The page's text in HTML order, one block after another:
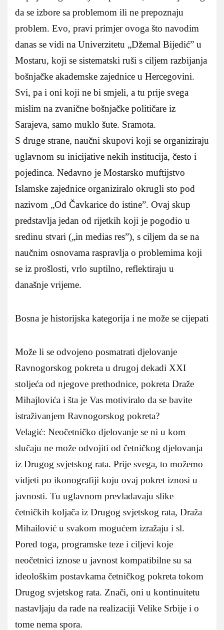
da se izbore sa problemom ili ne prepoznaju
problem. Evo, pravi primjer ovoga što navodim
danas se vidi na Univerzitetu „Džemal Bijedić” u
Mostaru, koji se sistematski ruši s ciljem razbijanja
bošnjačke akademske zajednice u Hercegovini.
Svi, pa i oni koji ne bi smjeli, a tu prije svega
mislim na zvanične bošnjačke političare iz
Sarajeva, samo muklo šute. Sramota.
S druge strane, naučni skupovi koji se organiziraju
uglavnom su inicijative nekih institucija, često i
pojedinca. Nedavno je Mostarsko muftijstvo
Islamske zajednice organiziralo okrugli sto pod
nazivom „Od Čavkarice do istine”. Ovaj skup
predstavlja jedan od rijetkih koji je pogodio u
sredinu stvari („in medias res”), s ciljem da se na
naučnim osnovama raspravlja o problemima koji
se iz prošlosti, vrlo suptilno, reflektiraju u
današnje vrijeme.
Bosna je historijska kategorija i ne može se cijepati
Može li se odvojeno posmatrati djelovanje
Ravnogorskog pokreta u drugoj dekadi XXI
stoljeća od njegove prethodnice, pokreta Draže
Mihajlovića i šta je Vas motiviralo da se bavite
istraživanjem Ravnogorskog pokreta?
Velagić: Neočetničko djelovanje se ni u kom
slučaju ne može odvojiti od četničkog djelovanja
iz Drugog svjetskog rata. Prije svega, to možemo
vidjeti po ikonografiji koju ovaj pokret iznosi u
javnosti. Tu uglavnom prevladavaju slike
četničkih koljača iz Drugog svjetskog rata, Draža
Mihailović u svakom mogućem izražaju i sl.
Pored toga, programske teze i ciljevi koje
neočetnici iznose u javnost kompatibilne su sa
ideološkim postavkama četničkog pokreta tokom
Drugog svjetskog rata. Znači, oni u kontinuitetu
nastavljaju da rade na realizaciji Velike Srbije i o
tome nema spora.